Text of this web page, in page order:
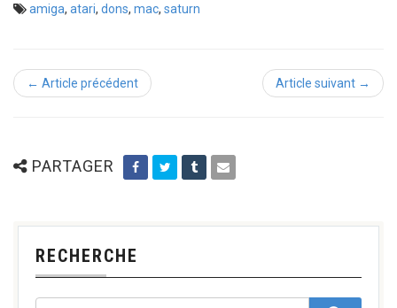
amiga, atari, dons, mac, saturn
← Article précédent Article suivant →
PARTAGER
RECHERCHE